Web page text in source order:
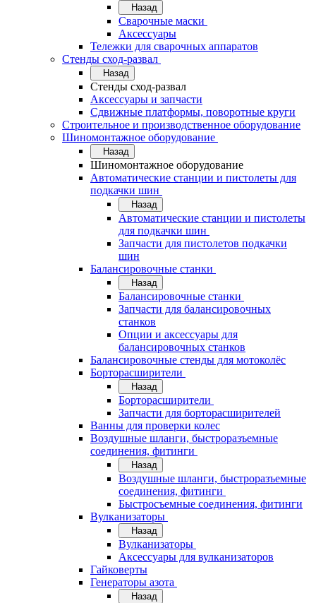
Назад
Сварочные маски
Аксессуары
Тележки для сварочных аппаратов
Стенды сход-развал
Назад
Стенды сход-развал
Аксессуары и запчасти
Сдвижные платформы, поворотные круги
Строительное и производственное оборудование
Шиномонтажное оборудование
Назад
Шиномонтажное оборудование
Автоматические станции и пистолеты для
подкачки шин
Назад
Автоматические станции и пистолеты
для подкачки шин
Запчасти для пистолетов подкачки
шин
Балансировочные станки
Назад
Балансировочные станки
Запчасти для балансировочных
станков
Опции и аксессуары для
балансировочных станков
Балансировочные стенды для мотоколёс
Борторасширители
Назад
Борторасширители
Запчасти для борторасширителей
Ванны для проверки колес
Воздушные шланги, быстроразъемные
соединения, фитинги
Назад
Воздушные шланги, быстроразъемные
соединения, фитинги
Быстросъемные соединения, фитинги
Вулканизаторы
Назад
Вулканизаторы
Аксессуары для вулканизаторов
Гайковерты
Генераторы азота
Назад